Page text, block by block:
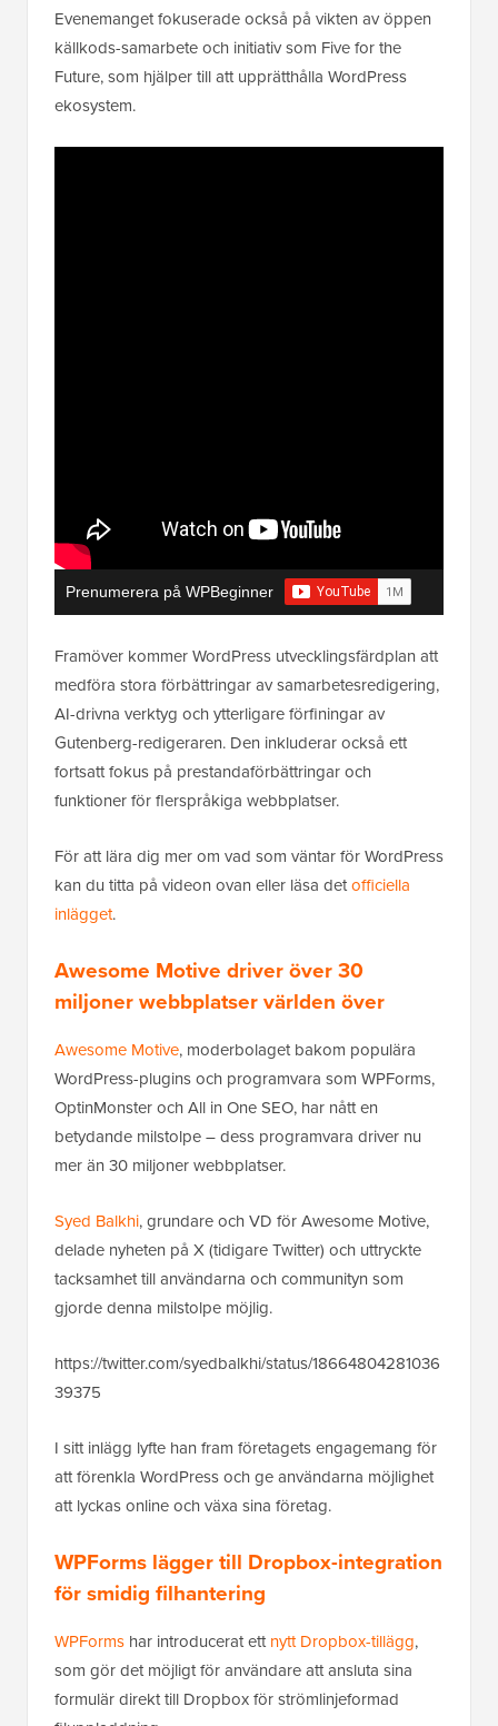
Evenemanget fokuserade också på vikten av öppen
källkods-samarbete och initiativ som Five for the
Future, som hjälper till att upprätthålla WordPress
ekosystem.
Prenumerera på WPBeginner
Framöver kommer WordPress utvecklingsfärdplan att
medföra stora förbättringar av samarbetesredigering,
AI-drivna verktyg och ytterligare förfiningar av
Gutenberg-redigeraren. Den inkluderar också ett
fortsatt fokus på prestandaförbättringar och
funktioner för flerspråkiga webbplatser.
För att lära dig mer om vad som väntar för WordPress
kan du titta på videon ovan eller läsa detofficiella
inlägget.
Awesome Motive driver över 30
miljoner webbplatser världen över
Awesome Motive, moderbolaget bakom populära
WordPress-plugins och programvara som WPForms,
OptinMonster och All in One SEO, har nått en
betydande milstolpe – dess programvara driver nu
mer än 30 miljoner webbplatser.
Syed Balkhi, grundare och VD för Awesome Motive,
delade nyheten på X (tidigare Twitter) och uttryckte
tacksamhet till användarna och communityn som
gjorde denna milstolpe möjlig.
https://twitter.com/syedbalkhi/status/18664804281036
39375
I sitt inlägg lyfte han fram företagets engagemang för
att förenkla WordPress och ge användarna möjlighet
att lyckas online och växa sina företag.
WPForms lägger till Dropbox-integration
för smidig filhantering
WPForms har introducerat ettnytt Dropbox-tillägg,
som gör det möjligt för användare att ansluta sina
formulär direkt till Dropbox för strömlinjeformad